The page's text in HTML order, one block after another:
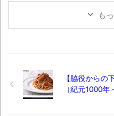
も
【脇役からの
（紀元1000年